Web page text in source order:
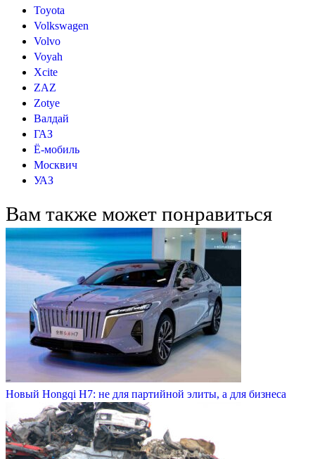
Toyota
Volkswagen
Volvo
Voyah
Xcite
ZAZ
Zotye
Валдай
ГАЗ
Ё-мобиль
Москвич
УАЗ
Вам также может понравиться
Новый Hongqi H7: не для партийной элиты, а для бизнеса